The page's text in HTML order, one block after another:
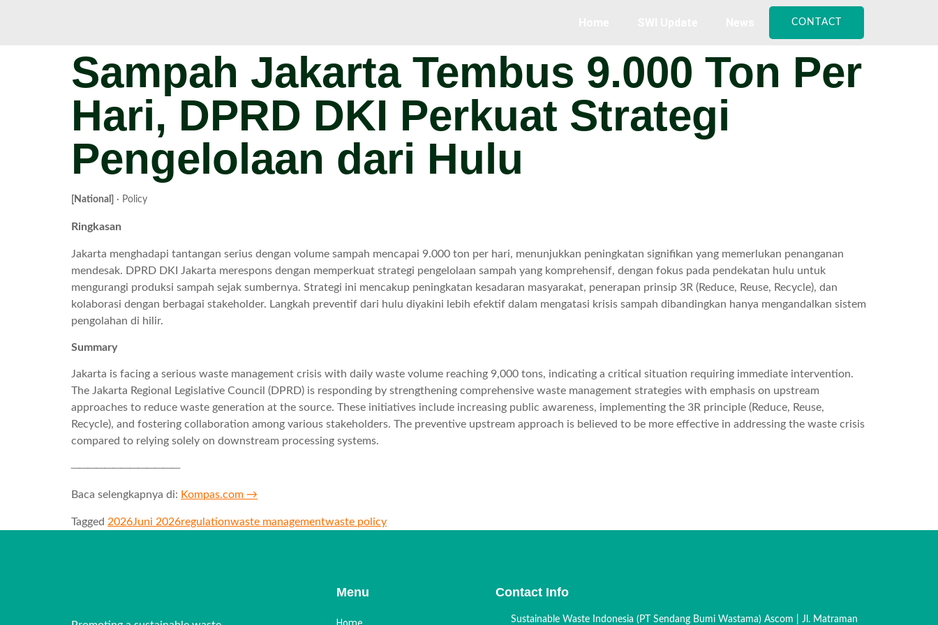
CONTACT
Sampah Jakarta Tembus 9.000 Ton Per
Hari, DPRD DKI Perkuat Strategi
Pengelolaan dari Hulu
[National] · Policy
Ringkasan
Jakarta menghadapi tantangan serius dengan volume sampah mencapai 9.000 ton per hari, menunjukkan peningkatan signifikan yang memerlukan penanganan
mendesak. DPRD DKI Jakarta merespons dengan memperkuat strategi pengelolaan sampah yang komprehensif, dengan fokus pada pendekatan hulu untuk
mengurangi produksi sampah sejak sumbernya. Strategi ini mencakup peningkatan kesadaran masyarakat, penerapan prinsip 3R (Reduce, Reuse, Recycle), dan
kolaborasi dengan berbagai stakeholder. Langkah preventif dari hulu diyakini lebih efektif dalam mengatasi krisis sampah dibandingkan hanya mengandalkan sistem
pengolahan di hilir.
Summary
Jakarta is facing a serious waste management crisis with daily waste volume reaching 9,000 tons, indicating a critical situation requiring immediate intervention.
The Jakarta Regional Legislative Council (DPRD) is responding by strengthening comprehensive waste management strategies with emphasis on upstream
approaches to reduce waste generation at the source. These initiatives include increasing public awareness, implementing the 3R principle (Reduce, Reuse,
Recycle), and fostering collaboration among various stakeholders. The preventive upstream approach is believed to be more effective in addressing the waste crisis
compared to relying solely on downstream processing systems.
─────────────
Baca selengkapnya di: Kompas.com →
Tagged 2026Juni 2026regulationwaste managementwaste policy
Menu
Home
Contact Info
Sustainable Waste Indonesia (PT Sendang Bumi Wastama) Ascom | Jl. Matraman